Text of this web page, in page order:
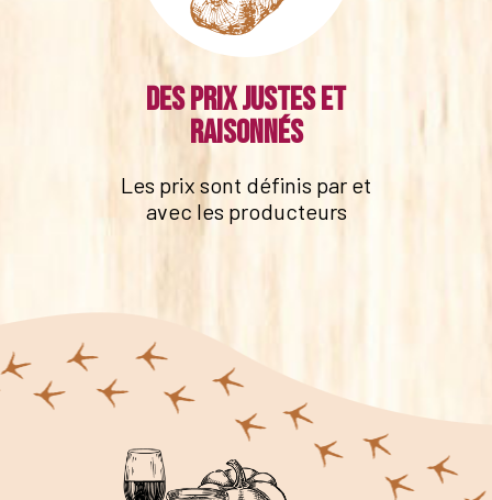
Des prix justes et
raisonnés
Les prix sont définis par et
avec les producteurs